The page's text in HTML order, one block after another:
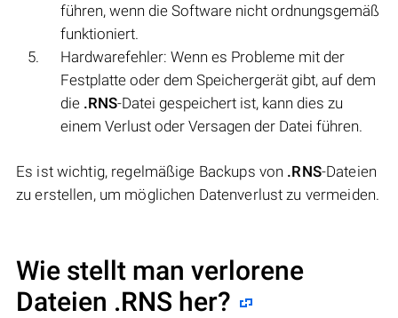
führen, wenn die Software nicht ordnungsgemäß
funktioniert.
Hardwarefehler: Wenn es Probleme mit der
Festplatte oder dem Speichergerät gibt, auf dem
die .RNS-Datei gespeichert ist, kann dies zu
einem Verlust oder Versagen der Datei führen.
Es ist wichtig, regelmäßige Backups von .RNS-Dateien
zu erstellen, um möglichen Datenverlust zu vermeiden.
Wie stellt man verlorene
Dateien .RNS her?